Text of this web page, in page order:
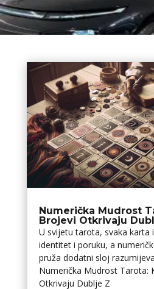
Numerička Mudrost
Brojevi Otkrivaju
U svijetu tarota, svaka karta
identitet i poruku, a
pruža dodatni sloj
Numerička Mudrost Tarota:
Otkrivaju Dublje Z